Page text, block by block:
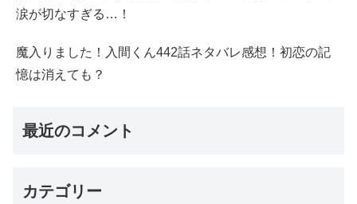
涙が切なすぎる…！
魔入りました！入間くん442話ネタバレ感想！初恋の記
憶は消えても？
最近のコメント
カテゴリー